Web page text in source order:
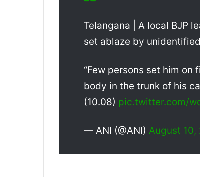
Telangana | A local BJP
set ablaze by
“Few persons set him
body in the trunk of his
(10.08) pic.twitter.com/
— ANI (@ANI) August 10,